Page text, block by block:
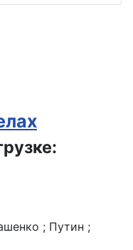
; Путин ;